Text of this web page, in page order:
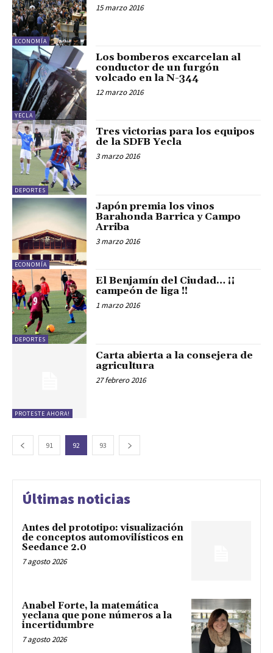
ECONOMÍA
15 marzo 2016
YECLA
Los bomberos excarcelan al
conductor de un furgón
volcado en la N-344
12 marzo 2016
DEPORTES
Tres victorias para los equipos
de la SDFB Yecla
3 marzo 2016
ECONOMÍA
Japón premia los vinos
Barahonda Barrica y Campo
Arriba
3 marzo 2016
DEPORTES
El Benjamín del Ciudad… ¡¡
campeón de liga !!
1 marzo 2016
PROTESTE AHORA!
Carta abierta a la consejera de
agricultura
27 febrero 2016
91 92 93
Últimas noticias
Antes del prototipo: visualización
de conceptos automovilísticos en
Seedance 2.0
7 agosto 2026
Anabel Forte, la matemática
yeclana que pone números a la
incertidumbre
7 agosto 2026